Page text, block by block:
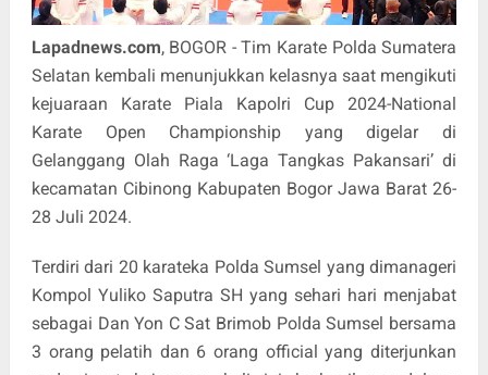
Lapadnews.com, BOGOR - Tim Karate Polda Sumatera
Selatan kembali menunjukkan kelasnya saat mengikuti
kejuaraan Karate Piala Kapolri Cup 2024-National
Karate Open Championship yang digelar di
Gelanggang Olah Raga ‘Laga Tangkas Pakansari’ di
kecamatan Cibinong Kabupaten Bogor Jawa Barat 26-
28 Juli 2024.
Terdiri dari 20 karateka Polda Sumsel yang dimanageri
Kompol Yuliko Saputra SH yang sehari hari menjabat
sebagai Dan Yon C Sat Brimob Polda Sumsel bersama
3 orang pelatih dan 6 orang official yang diterjunkan